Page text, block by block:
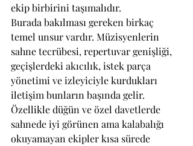
ekip birbirini taşımalıdır.
Burada bakılması gereken birkaç
temel unsur vardır. Müzisyenlerin
sahne tecrübesi, repertuvar genişliği,
geçişlerdeki akıcılık, istek parça
yönetimi ve izleyiciyle kurdukları
iletişim bunların başında gelir.
Özellikle düğün ve özel davetlerde
sahnede iyi görünen ama kalabalığı
okuyamayan ekipler kısa sürede